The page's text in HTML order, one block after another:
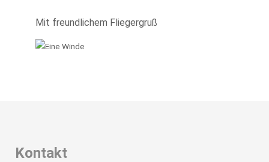
Mit freundlichem Fliegergruß
Kontakt